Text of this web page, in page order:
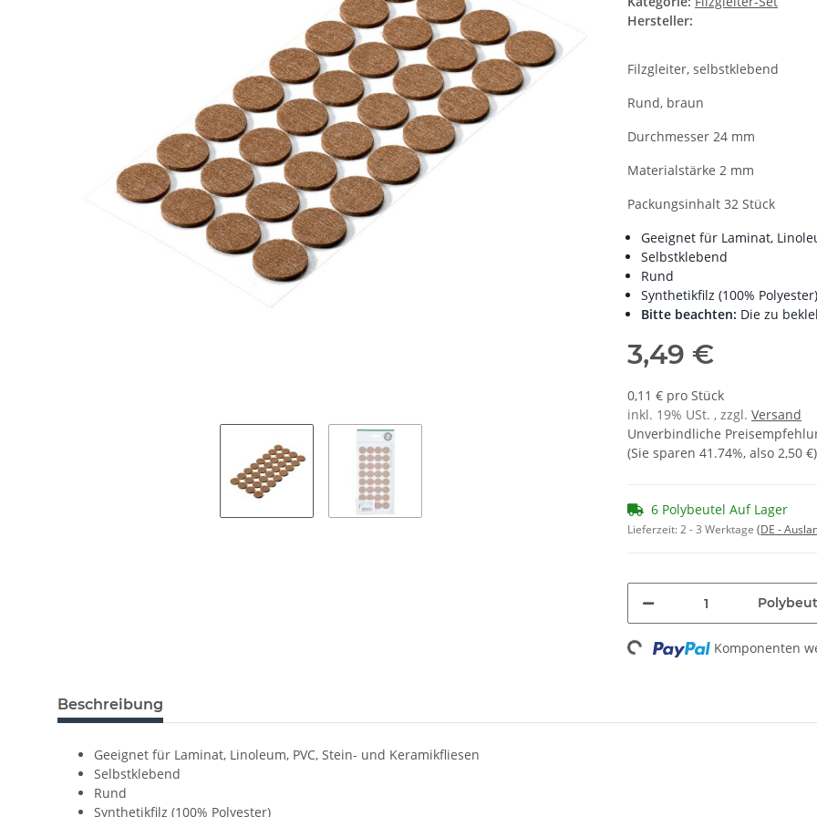
Hersteller:
Filzgleiter, selbstklebend
Rund, braun
Durchmesser 24 mm
Materialstärke 2 mm
Packungsinhalt 32 Stück
Geeignet für Laminat,
Selbstklebend
Rund
Synthetikfilz (100% Polyester)
Bitte beachten: Die zu
3,49 €
0,11 € pro Stück
inkl. 19% USt. , zzgl. Versand
Unverbindliche
(Sie sparen 41.74%, also 2,50 €)
6 Polybeutel Auf Lager
Lieferzeit:2 - 3 Werktage (DE -
Loading... Komponenten
Beschreibung
Geeignet für Laminat, Linoleum, PVC, Stein- und Keramikfliesen
Selbstklebend
Rund
Synthetikfilz (100% Polyester)